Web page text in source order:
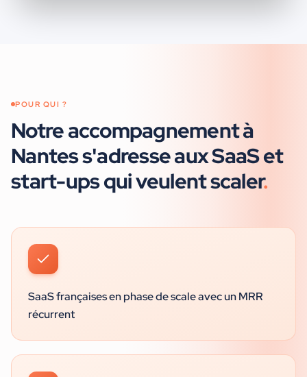
POUR QUI ?
Notre accompagnement à
Nantess'adresse auxSaaS et
start-upsqui veulent scaler.
SaaS françaises en phase de scale avec un MRR
récurrent